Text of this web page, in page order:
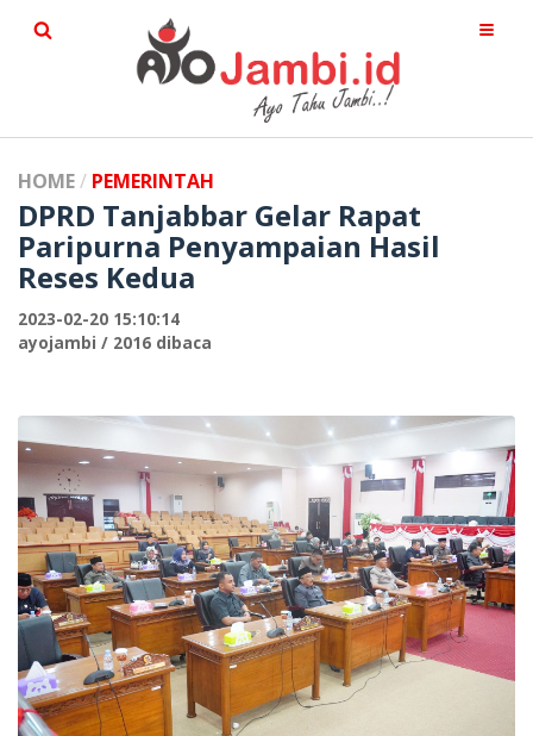
HOME PEMERINTAH
DPRD Tanjabbar Gelar Rapat
Paripurna Penyampaian Hasil
Reses Kedua
2023-02-20 15:10:14
ayojambi / 2016 dibaca